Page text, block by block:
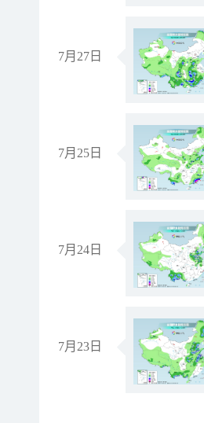
7月27日
7月25日
7月24日
7月23日